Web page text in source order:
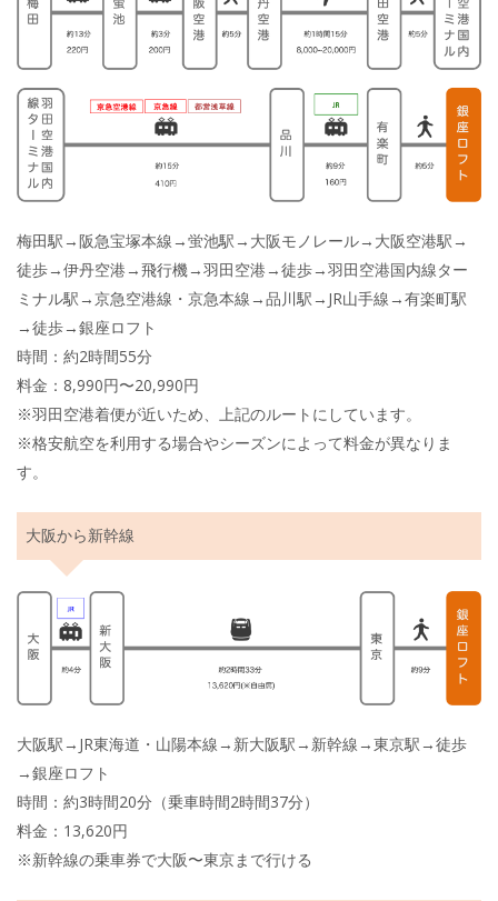
梅田駅→阪急宝塚本線→蛍池駅→大阪モノレール→大阪空港駅→
徒歩→伊丹空港→飛行機→羽田空港→徒歩→羽田空港国内線ター
ミナル駅→京急空港線・京急本線→品川駅→JR山手線→有楽町駅
→徒歩→銀座ロフト
時間：約2時間55分
料金：8,990円〜20,990円
※羽田空港着便が近いため、上記のルートにしています。
※格安航空を利用する場合やシーズンによって料金が異なりま
す。
大阪から新幹線
大阪駅→JR東海道・山陽本線→新大阪駅→新幹線→東京駅→徒歩
→銀座ロフト
時間：約3時間20分（乗車時間2時間37分）
料金：13,620円
※新幹線の乗車券で大阪〜東京まで行ける